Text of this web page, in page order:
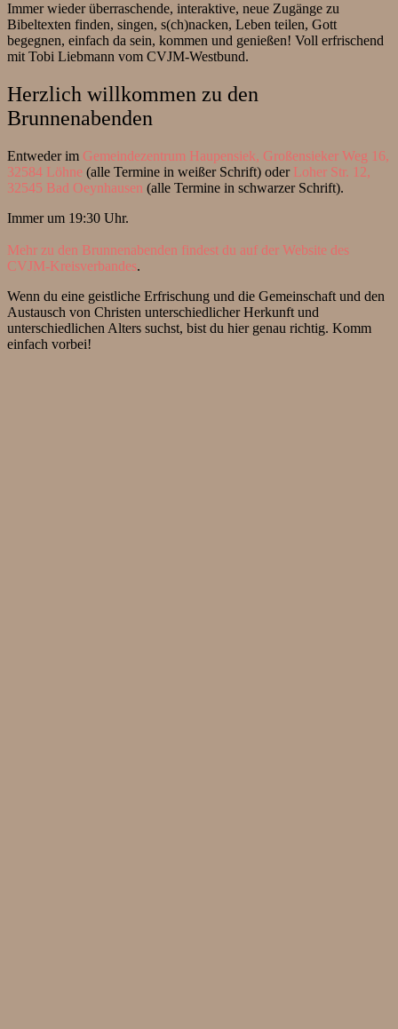
Immer wieder überraschende, interaktive, neue Zugänge zu
Bibeltexten finden, singen, s(ch)nacken, Leben teilen, Gott
begegnen, einfach da sein, kommen und genießen! Voll erfrischend
mit Tobi Liebmann vom CVJM-Westbund.
Herzlich willkommen zu den
Brunnenabenden
Entweder im Gemeindezentrum Haupensiek, Großensieker Weg 16,
32584 Löhne (alle Termine in weißer Schrift) oder Loher Str. 12,
32545 Bad Oeynhausen (alle Termine in schwarzer Schrift).
Immer um 19:30 Uhr.
Mehr zu den Brunnenabenden findest du auf der Website des
CVJM-Kreisverbandes.
Wenn du eine geistliche Erfrischung und die Gemeinschaft und den
Austausch von Christen unterschiedlicher Herkunft und
unterschiedlichen Alters suchst, bist du hier genau richtig. Komm
einfach vorbei!